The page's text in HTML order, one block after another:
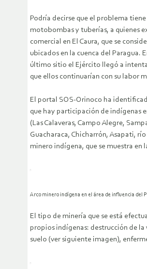
Podría decirse que el problema
motobombas y tuberías, a quienes
comercial en El Caura, que se
ubicados en la cuenca del Paragua.
último sitio el Ejército llegó a
que ellos continuarían con su labor
El portal SOS-Orinoco ha
que hay participación de indígenas
(Las Calaveras, Campo Alegre,
Guacharaca, Chicharrón, Asapati,
minero indígena, que se muestra en
Arco minero indígena en el área de influencia del
El tipo de minería que se está
propios indígenas: destrucción de
suelo (ver siguiente imagen),